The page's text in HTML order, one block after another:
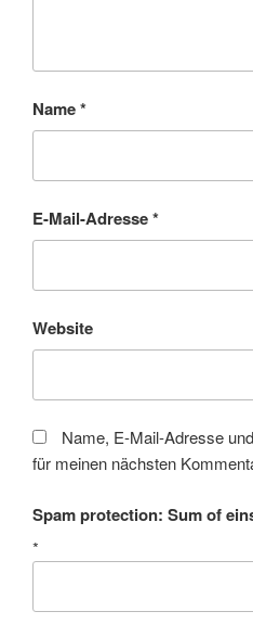
Name*
E-Mail-Adresse*
Website
Name, E-Mail-Adresse
für meinen nächsten
Spam protection: Sum of
*